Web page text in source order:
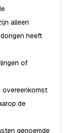
alleen
heeft
of
overeenkomst
de
genoemde